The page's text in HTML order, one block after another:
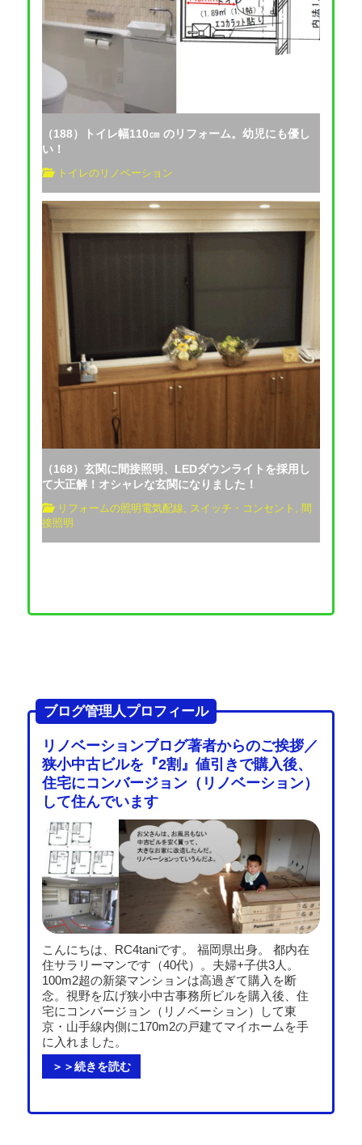
（188）トイレ幅110㎝ のリフォーム。幼児にも優し
い！
トイレのリノベーション
（168）玄関に間接照明、LEDダウンライトを採用し
て大正解！オシャレな玄関になりました！
リフォームの照明電気配線, スイッチ・コンセント , 間
接照明
ブログ管理人プロフィール
リノベーションブログ著者からのご挨拶／
狭小中古ビルを『2割』値引きで購入後、
住宅にコンバージョン（リノベーション）
して住んでいます
こんにちは、RC4taniです。 福岡県出身。 都内在
住サラリーマンです（40代）。夫婦+子供3人。
100m2超の新築マンションは高過ぎて購入を断
念。視野を広げ狭小中古事務所ビルを購入後、住
宅にコンバージョン（リノベーション）して東
京・山手線内側に170m2の戸建てマイホームを手
に入れました。
＞＞続きを読む